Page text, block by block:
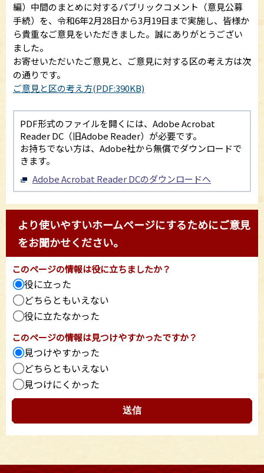
編）中間のまとめに対するパブリックコメント（意見公募
手続）を、令和6年2月28日から3月19日まで実施し、皆様か
ら貴重なご意見をいただきました。誠にありがとうござい
ました。
お寄せいただいたご意見と、ご意見に対する区の考え方は次
の通りです。
ご意見と区の考え方(PDF:390KB)
PDF形式のファイルを開くには、Adobe Acrobat
Reader DC（旧Adobe Reader）が必要です。
お持ちでない方は、Adobe社から無償でダウンロードで
きます。
Adobe Acrobat Reader DCのダウンロードへ
より使いやすいホームページにするためにご意見
をお聞かせください。
このページの情報は役に立ちましたか？
役に立った
どちらともいえない
役に立たなかった
このページの情報は見つけやすかったですか？
見つけやすかった
どちらともいえない
見つけにくかった